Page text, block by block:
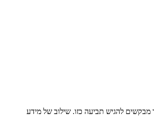
להגיש תביעה כזו. שילוב של מידע